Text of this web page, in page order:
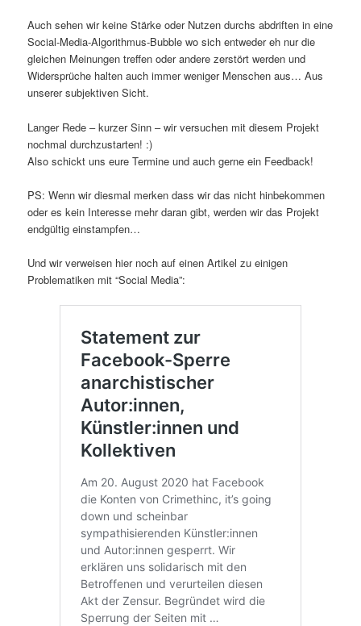
Auch sehen wir keine Stärke oder Nutzen durchs abdriften in eine
Social-Media-Algorithmus-Bubble wo sich entweder eh nur die
gleichen Meinungen treffen oder andere zerstört werden und
Widersprüche halten auch immer weniger Menschen aus… Aus
unserer subjektiven Sicht.
Langer Rede – kurzer Sinn – wir versuchen mit diesem Projekt
nochmal durchzustarten! :)
Also schickt uns eure Termine und auch gerne ein Feedback!
PS: Wenn wir diesmal merken dass wir das nicht hinbekommen
oder es kein Interesse mehr daran gibt, werden wir das Projekt
endgültig einstampfen…
Und wir verweisen hier noch auf einen Artikel zu einigen
Problematiken mit “Social Media”: